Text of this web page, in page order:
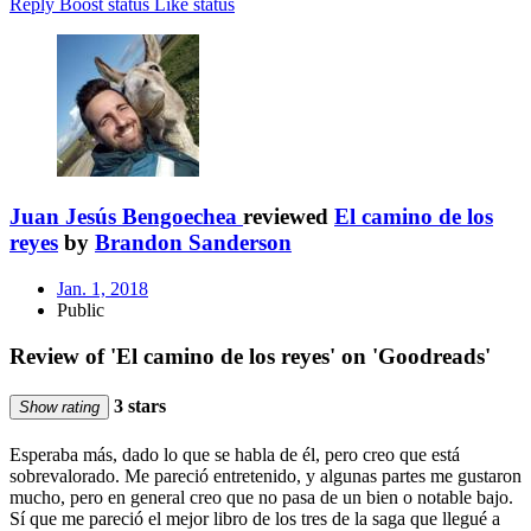
Reply Boost status Like status
Juan Jesús Bengoechea reviewed El camino de los
reyes by Brandon Sanderson
Jan. 1, 2018
Public
Review of 'El camino de los reyes' on 'Goodreads'
Show rating 3 stars
Esperaba más, dado lo que se habla de él, pero creo que está
sobrevalorado. Me pareció entretenido, y algunas partes me gustaron
mucho, pero en general creo que no pasa de un bien o notable bajo.
Sí que me pareció el mejor libro de los tres de la saga que llegué a